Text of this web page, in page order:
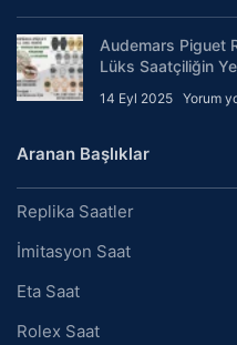
Audemars Piguet
Lüks Saatçiliğin
14 Eyl 2025 Yorum
Aranan Başlıklar
Replika Saatler
İmitasyon Saat
Eta Saat
Rolex Saat